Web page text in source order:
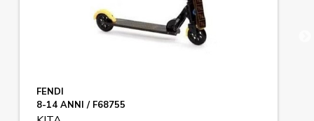
FENDI
8-14 ANNI / F68755